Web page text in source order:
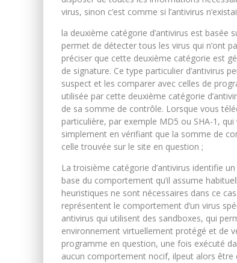
virus, sinon c’est comme si l’antivirus
la deuxième catégorie d’antivirus est basée
permet de détecter tous les virus qui n’ont
préciser que cette deuxième catégorie est
de signature. Ce type particulier d’antivirus
suspect et les comparer avec celles de
utilisée par cette deuxième catégorie
de sa somme de contrôle. Lorsque vous
particulière, par exemple MD5 ou SHA-1,
simplement en vérifiant que la somme de
celle trouvée sur le site en question ;
La troisième catégorie d’antivirus identifie
base du comportement qu’il assume
heuristiques ne sont nécessaires dans ce
représentent le comportement d’un virus
antivirus qui utilisent des sandboxes, qui
environnement virtuellement protégé et de
programme en question, une fois exécuté
aucun comportement nocif, ilpeut alors être